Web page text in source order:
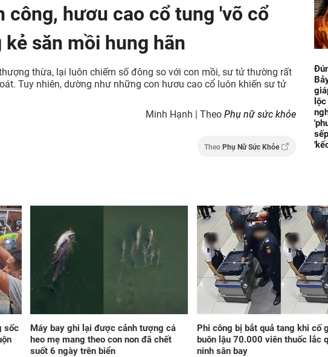
công, hươu cao cổ tung 'võ cổ
săn mồi hung hãn
thừa, lại luôn chiếm số đông so với con mồi, sư tử thường rất
Tuy nhiên, dường như những con hươu cao cổ luôn khiến sư tử
Minh Hạnh | TheoPhụ nữ sức khỏe
TheoPhụ Nữ Sức Khỏe
'cá
sốc
Máy bay ghi lại được cảnh tượng cá
heo mẹ mang theo con non đã chết
suốt 6 ngày trên biển
Phi công bị bắt quả tang khi cố
buôn lậu 70.000 viên thuốc lắc
ninh sân bay